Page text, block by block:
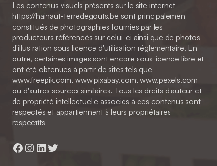
Les contenus visuels présents sur le site internet
https://hainaut-terredegouts.be sont principalement
constitués de photographies fournies par les
producteurs référencés sur celui-ci ainsi que de photos
d'illustration sous licence d'utilisation réglementaire. En
outre, certaines images sont encore sous licence libre et
ont été obtenues à partir de sites tels que
www.freepik.com, www.pixabay.com, www.pexels.com
ou d'autres sources similaires. Tous les droits d'auteur et
de propriété intellectuelle associés à ces contenus sont
respectés et appartiennent à leurs propriétaires
respectifs.
Facebook
Instagram
LinkedIn
Twitter